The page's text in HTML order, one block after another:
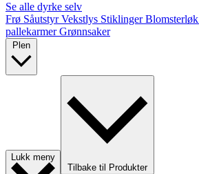
Se alle dyrke selv
Frø SåutstyrVekstlys StiklingerBlomsterløk
pallekarmerGrønnsaker
Lukk meny
Tilbake til Produkter